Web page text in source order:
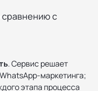
с
. Сервис решает
маркетинга;
этапа процесса